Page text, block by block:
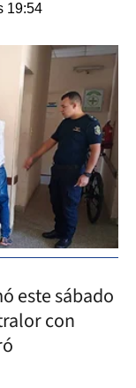
19:54
este sábado
con